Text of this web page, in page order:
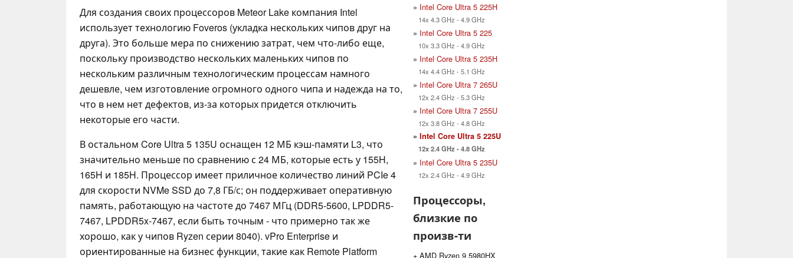
Для создания своих процессоров Meteor Lake компания Intel
использует технологию Foveros (укладка нескольких чипов друг на
друга). Это больше мера по снижению затрат, чем что-либо еще,
поскольку производство нескольких маленьких чипов по
нескольким различным технологическим процессам намного
дешевле, чем изготовление огромного одного чипа и надежда на то,
что в нем нет дефектов, из-за которых придется отключить
некоторые его части.
В остальном Core Ultra 5 135U оснащен 12 МБ кэш-памяти L3, что
значительно меньше по сравнению с 24 МБ, которые есть у 155H,
165H и 185H. Процессор имеет приличное количество линий PCIe 4
для скорости NVMe SSD до 7,8 ГБ/с; он поддерживает оперативную
память, работающую на частоте до 7467 МГц (DDR5-5600, LPDDR5-
7467, LPDDR5x-7467, если быть точным - что примерно так же
хорошо, как у чипов Ryzen серии 8040). vPro Enterprise и
ориентированные на бизнес функции, такие как Remote Platform
» Intel Core Ultra 5 225H
14x 4.3 GHz - 4.9 GHz
» Intel Core Ultra 5 225
10x 3.3 GHz - 4.9 GHz
» Intel Core Ultra 5 235H
14x 4.4 GHz - 5.1 GHz
» Intel Core Ultra 7 265U
12x 2.4 GHz - 5.3 GHz
» Intel Core Ultra 7 255U
12x 3.8 GHz - 4.8 GHz
» Intel Core Ultra 5 225U
12x 2.4 GHz - 4.8 GHz
» Intel Core Ultra 5 235U
12x 2.4 GHz - 4.9 GHz
Процессоры,
близкие по
произв-ти
+ AMD Ryzen 9 5980HX